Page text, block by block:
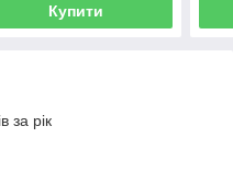
Купити
за рік